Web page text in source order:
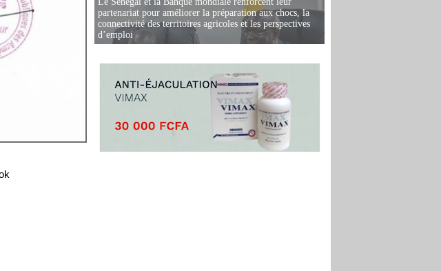
partenariat pour améliorer la préparation aux chocs, la
connectivité des territoires agricoles et les perspectives
d’emploi